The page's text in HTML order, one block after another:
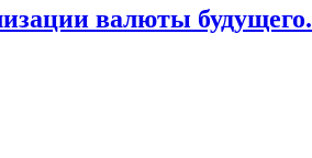
валюты будущего.